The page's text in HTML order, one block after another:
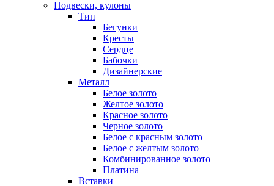
Подвески, кулоны
Тип
Бегунки
Кресты
Сердце
Бабочки
Дизайнерские
Металл
Белое золото
Желтое золото
Красное золото
Черное золото
Белое с красным золото
Белое с желтым золото
Комбинированное золото
Платина
Вставки